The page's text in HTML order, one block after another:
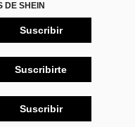
DE SHEIN
Suscribir
Suscribirte
Suscribir